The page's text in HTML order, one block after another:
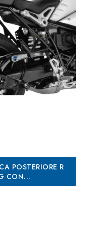
POSTERIORE R
CON...